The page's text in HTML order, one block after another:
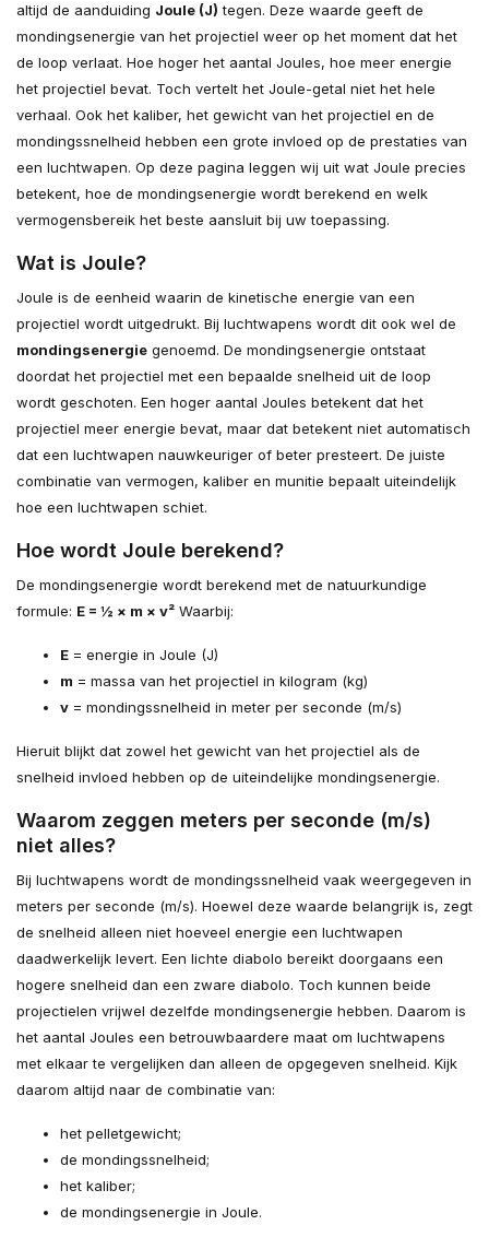
altijd de aanduiding Joule (J) tegen. Deze waarde geeft de
mondingsenergie van het projectiel weer op het moment dat het
de loop verlaat. Hoe hoger het aantal Joules, hoe meer energie
het projectiel bevat. Toch vertelt het Joule-getal niet het hele
verhaal. Ook het kaliber, het gewicht van het projectiel en de
mondingssnelheid hebben een grote invloed op de prestaties van
een luchtwapen. Op deze pagina leggen wij uit wat Joule precies
betekent, hoe de mondingsenergie wordt berekend en welk
vermogensbereik het beste aansluit bij uw toepassing.
Wat is Joule?
Joule is de eenheid waarin de kinetische energie van een
projectiel wordt uitgedrukt. Bij luchtwapens wordt dit ook wel de
mondingsenergie genoemd. De mondingsenergie ontstaat
doordat het projectiel met een bepaalde snelheid uit de loop
wordt geschoten. Een hoger aantal Joules betekent dat het
projectiel meer energie bevat, maar dat betekent niet automatisch
dat een luchtwapen nauwkeuriger of beter presteert. De juiste
combinatie van vermogen, kaliber en munitie bepaalt uiteindelijk
hoe een luchtwapen schiet.
Hoe wordt Joule berekend?
De mondingsenergie wordt berekend met de natuurkundige
formule: E = ½ × m × v² Waarbij:
E = energie in Joule (J)
m = massa van het projectiel in kilogram (kg)
v = mondingssnelheid in meter per seconde (m/s)
Hieruit blijkt dat zowel het gewicht van het projectiel als de
snelheid invloed hebben op de uiteindelijke mondingsenergie.
Waarom zeggen meters per seconde (m/s)
niet alles?
Bij luchtwapens wordt de mondingssnelheid vaak weergegeven in
meters per seconde (m/s). Hoewel deze waarde belangrijk is, zegt
de snelheid alleen niet hoeveel energie een luchtwapen
daadwerkelijk levert. Een lichte diabolo bereikt doorgaans een
hogere snelheid dan een zware diabolo. Toch kunnen beide
projectielen vrijwel dezelfde mondingsenergie hebben. Daarom is
het aantal Joules een betrouwbaardere maat om luchtwapens
met elkaar te vergelijken dan alleen de opgegeven snelheid. Kijk
daarom altijd naar de combinatie van:
het pelletgewicht;
de mondingssnelheid;
het kaliber;
de mondingsenergie in Joule.